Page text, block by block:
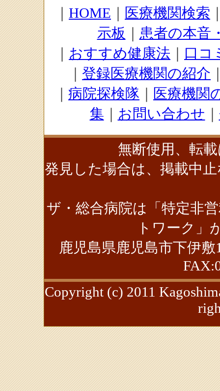
｜ HOME ｜ 医療機関検索
示板 ｜ 患者の本音
｜ おすすめ健康法 ｜ 口コ
｜ 登録医療機関の紹介
｜ 病院探検隊 ｜ 医療機関
集 ｜ お問い合わせ ｜
無断使用、転
発見した場合は、掲載中
ザ・総合病院は「特定非
トワーク」
鹿児島県鹿児島市下伊敷
Copyright (c) 2011